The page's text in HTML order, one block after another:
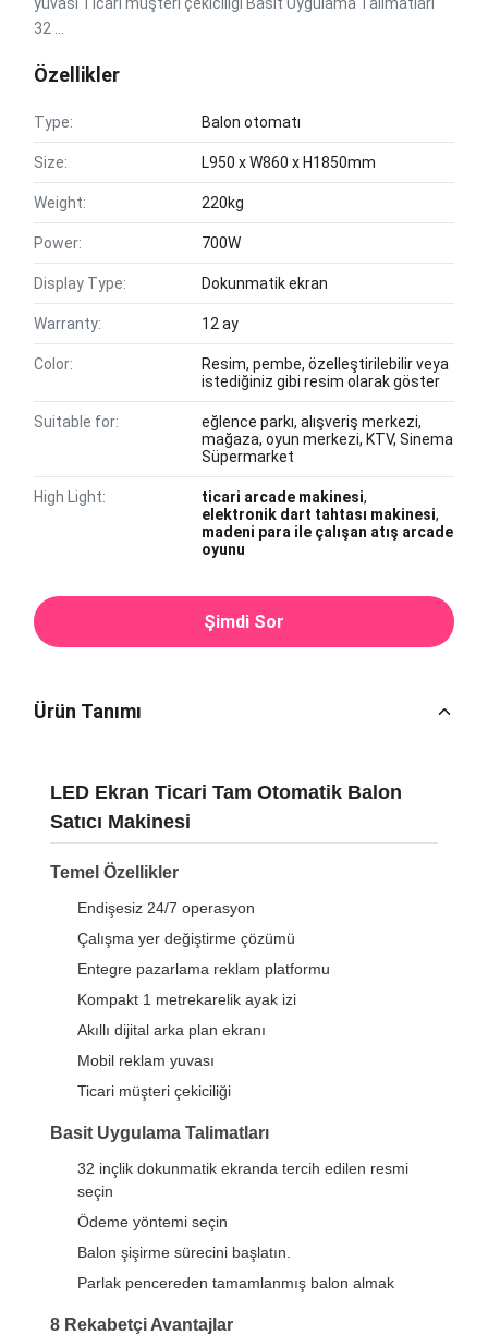
32 ...
Özellikler
Type: Balon otomatı
Size: L950 x W860 x H1850mm
Weight: 220kg
Power: 700W
Display Type: Dokunmatik ekran
Warranty: 12 ay
Color:
Resim, pembe, özelleştirilebilir veya
istediğiniz gibi resim olarak göster
Suitable for:
eğlence parkı, alışveriş merkezi,
mağaza, oyun merkezi, KTV, Sinema
Süpermarket
High Light: ticari arcade makinesi,
elektronik dart tahtası makinesi,
madeni para ile çalışan atış arcade
oyunu
Şimdi Sor
Ürün Tanımı
LED Ekran Ticari Tam Otomatik Balon
Satıcı Makinesi
Temel Özellikler
Endişesiz 24/7 operasyon
Çalışma yer değiştirme çözümü
Entegre pazarlama reklam platformu
Kompakt 1 metrekarelik ayak izi
Akıllı dijital arka plan ekranı
Mobil reklam yuvası
Ticari müşteri çekiciliği
Basit Uygulama Talimatları
32 inçlik dokunmatik ekranda tercih edilen resmi
seçin
Ödeme yöntemi seçin
Balon şişirme sürecini başlatın.
Parlak pencereden tamamlanmış balon almak
8 Rekabetçi Avantajlar